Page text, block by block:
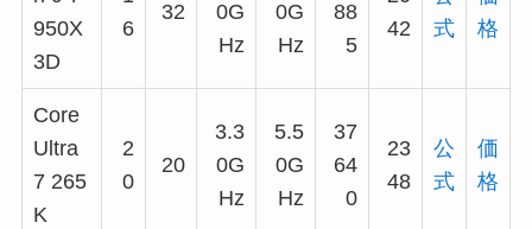
950X
3D
6
32
0G
Hz
0G
Hz
88
5
42
式
格
Core
Ultra
7 265
K
2
0
20
3.3
0G
Hz
5.5
0G
Hz
37
64
0
23
48
公
式
価
格